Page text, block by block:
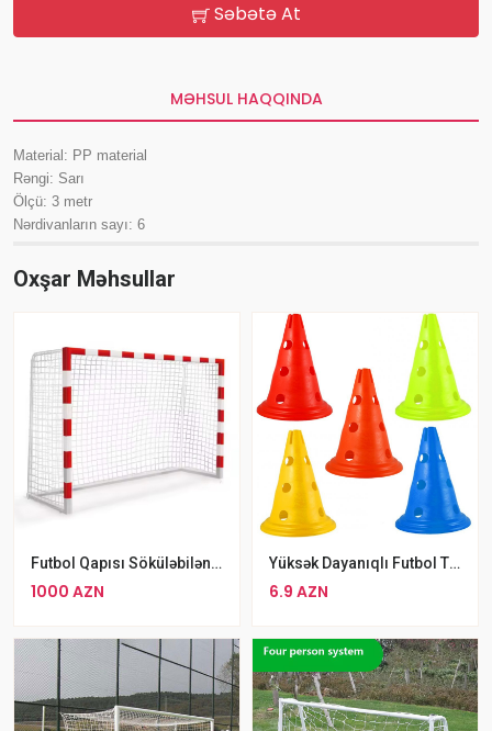
Səbətə At
MƏHSUL HAQQINDA
Material: PP material
Rəngi: Sarı
Ölçü: 3 metr
Nərdivanların sayı: 6
Oxşar Məhsullar
Futbol Qapısı Söküləbilən 2x3 Metr Tor Ilə Birlikdə
1000 AZN
Yüksək Dayanıqlı Futbol Təlim Konusları Rengli Məşqi Baryeri
6.9 AZN